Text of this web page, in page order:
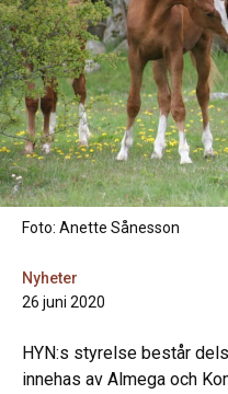
Foto: Anette Sånesson
Nyheter
26 juni 2020
HYN:s styrelse består
innehas av Almega och